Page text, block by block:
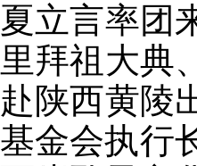
夏立言率团
里拜祖大典
赴陕西黄陵
基金会执行